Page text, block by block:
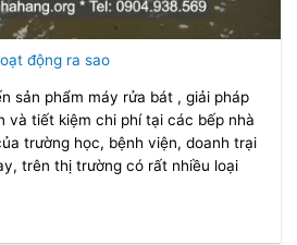
động ra sao
sản phẩm máy rửa bát , giải pháp
và tiết kiệm chi phí tại các bếp nhà
trường học, bệnh viện, doanh trại
trên thị trường có rất nhiều loại